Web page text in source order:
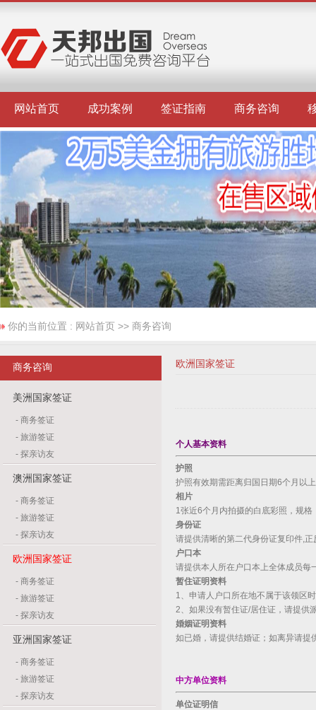
网站首页 成功案例 签证指南 商务咨询
你的当前位置 : 网站首页 >> 商务咨询
商务咨询
美洲国家签证
- 商务签证
- 旅游签证
- 探亲访友
澳洲国家签证
- 商务签证
- 旅游签证
- 探亲访友
欧洲国家签证
- 商务签证
- 旅游签证
- 探亲访友
亚洲国家签证
- 商务签证
- 旅游签证
- 探亲访友
欧洲国家签证
个人基本资料
护照
护照有效期需距离归国日期6个月以
相片
1张近6个月内拍摄的白底彩照，规
身份证
请提供清晰的第二代身份证复印件,
户口本
请提供本人所在户口本上全体成员每
暂住证明资料
1、申请人户口所在地不属于该领区
2、如果没有暂住证/居住证，请提供
婚姻证明资料
如已婚，请提供结婚证；如离异请提
中方单位资料
单位证明信